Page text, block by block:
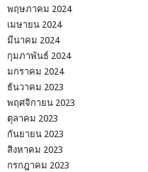
พฤษภาคม 2024
เมษายน 2024
มีนาคม 2024
กุมภาพันธ์ 2024
มกราคม 2024
ธันวาคม 2023
พฤศจิกายน 2023
ตุลาคม 2023
กันยายน 2023
สิงหาคม 2023
กรกฎาคม 2023